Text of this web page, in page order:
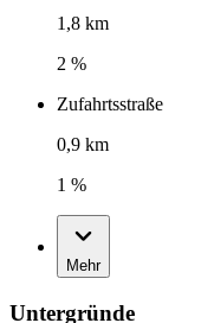
1,8 km
2 %
Zufahrtsstraße
0,9 km
1 %
Mehr
Untergründe